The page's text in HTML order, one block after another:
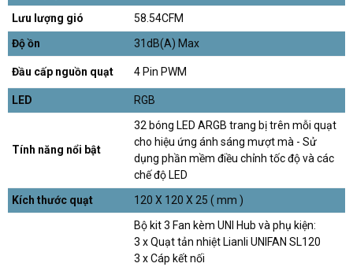
Lưu lượng gió
58.54CFM
Độ ồn
31dB(A) Max
Đầu cấp nguồn quạt 4 Pin PWM
LED RGB
Tính năng nổi bật
32 bóng LED ARGB trang bị trên mỗi quạt
cho hiệu ứng ánh sáng mượt mà - Sử
dụng phần mềm điều chỉnh tốc độ và các
chế độ LED
Kích thước quạt
120 X 120 X 25 ( mm )
Bộ kit 3 Fan kèm UNI Hub và phụ kiện:
3 x Quạt tản nhiệt Lianli UNIFAN SL120
3 x Cáp kết nối